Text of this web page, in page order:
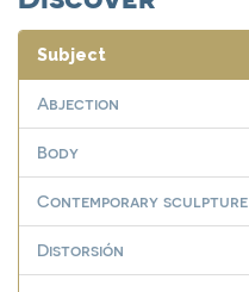
Subject
Abjection
Body
Contemporary sculpture
Distorsión